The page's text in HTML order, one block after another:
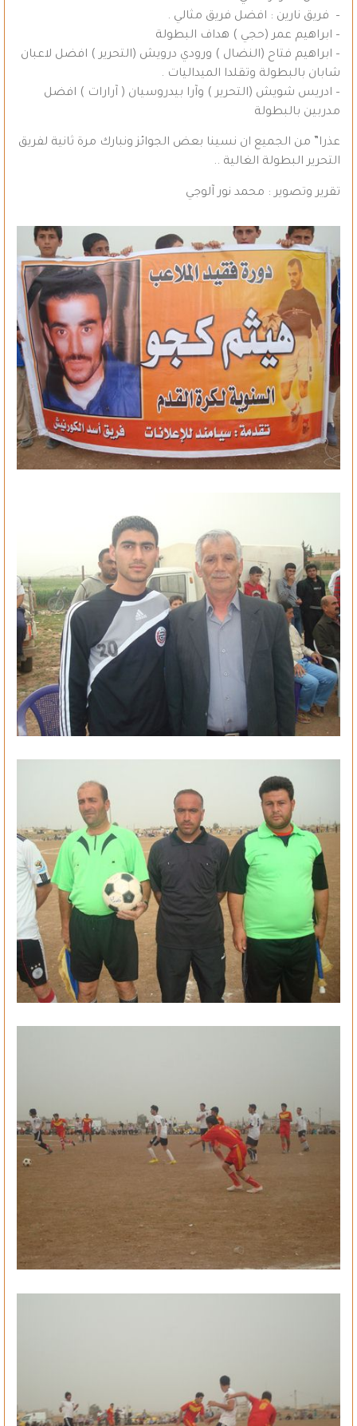
– فريق نارين : افضل فريق مثالي .
– ابراهيم عمر (حجي ) هداف البطولة
– ابراهيم فتاح (النضال ) ورودي درويش (التحرير ) افضل لاعبان
شابان بالبطولة وتقلدا الميداليات .
– ادريس شويش (التحرير ) وآرا بيدروسيان ( آرارات ) افضل
مدربين بالبطولة
عذرا” من الجميع ان نسينا بعض الجوائز ونبارك مرة ثانية لفريق
التحرير البطولة الغالية ..
تقرير وتصوير : محمد نور آلوجي